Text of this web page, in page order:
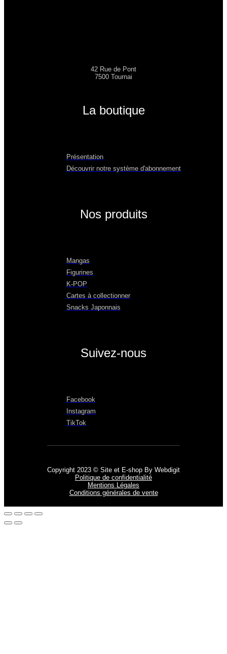
42 Rue de Pont
7500 Tournai
La boutique
Présentation
Découvrir notre système d'abonnement
Nos produits
Mangas
Figurines
K-POP
Cartes à collectionner
Snacks Japonnais
Suivez-nous
Facebook
Instagram
TikTok
Copyright 2023 © Site et E-shop By Webdigit
Politique de confidentialité
Mentions Légales
Conditions générales de vente